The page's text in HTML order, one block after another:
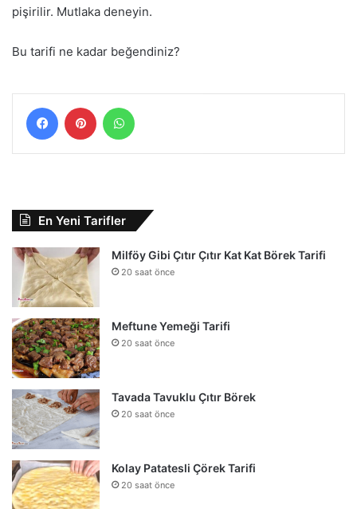
pişirilir. Mutlaka deneyin.
Bu tarifi ne kadar beğendiniz?
FacebookPinterest
En Yeni Tarifler
Milföy Gibi Çıtır Çıtır Kat Kat Börek Tarifi
20 saat önce
Meftune Yemeği Tarifi
20 saat önce
Tavada Tavuklu Çıtır Börek
20 saat önce
Kolay Patatesli Çörek Tarifi
20 saat önce